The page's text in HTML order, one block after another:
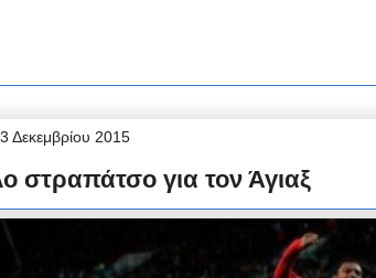
Δεκεμβρίου 2015
στραπάτσο για τον Άγιαξ